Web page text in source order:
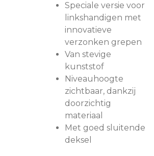
Speciale versie voor
linkshandigen met
innovatieve
verzonken grepen
Van stevige
kunststof
Niveauhoogte
zichtbaar, dankzij
doorzichtig
materiaal
Met goed sluitende
deksel